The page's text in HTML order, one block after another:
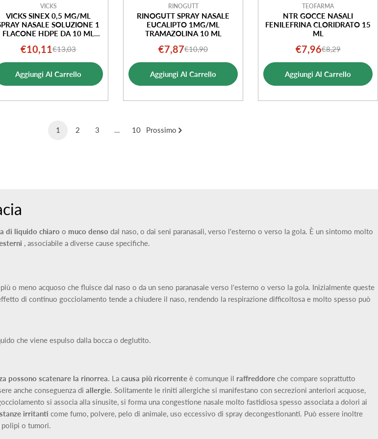
VICKS
VICKS SINEX 0,5 MG/ML
NASALE SOLUZIONE 1
FLACONE HDPE DA 10 ML
Prezzo
di
vendita
€10,11Prezzo
normale
€13,03
Aggiungi Al Carrello
RINOGUTT
RINOGUTT SPRAY NASALE
EUCALIPTO 1MG/ML
TRAMAZOLINA 10 ML
Prezzo
di
vendita
€7,87Prezzo
normale
€10,90
Aggiungi Al Carrello
TEOFARMA
NTR GOCCE NASALI
FENILEFRINA CLORIDRATO 15
ML
Prezzo
di
vendita
€7,96Prezzo
normale
€8,29
Aggiungi Al Carrello
1 2 3 … 10 Prossimo
di liquido chiaro o muco denso dal naso, o dai seni paranasali, verso l'esterno o verso la gola. È un sintomo molto
, associabile a diverse cause specifiche.
più o meno acquoso che fluisce dal naso o da un seno paranasale verso l'esterno o verso la gola. Inizialmente queste
di continuo gocciolamento tende a chiudere il naso, rendendo la respirazione difficoltosa e molto spesso può
che viene espulso dalla bocca o deglutito.
possono scatenare la rinorrea. La causa più ricorrente è comunque il raffreddore che compare soprattutto
anche conseguenza di allergie. Solitamente le riniti allergiche si manifestano con secrezioni anteriori acquose,
si associa alla sinusite, si forma una congestione nasale molto fastidiosa spesso associata a dolori ai
irritanti come fumo, polvere, pelo di animale, uso eccessivo di spray decongestionanti. Può essere inoltre
polipi o tumori.